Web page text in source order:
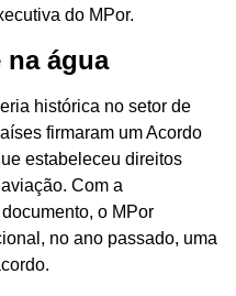
do MPor.
na água
histórica no setor de
firmaram um Acordo
estabeleceu direitos
Com a
o MPor
no ano passado, uma